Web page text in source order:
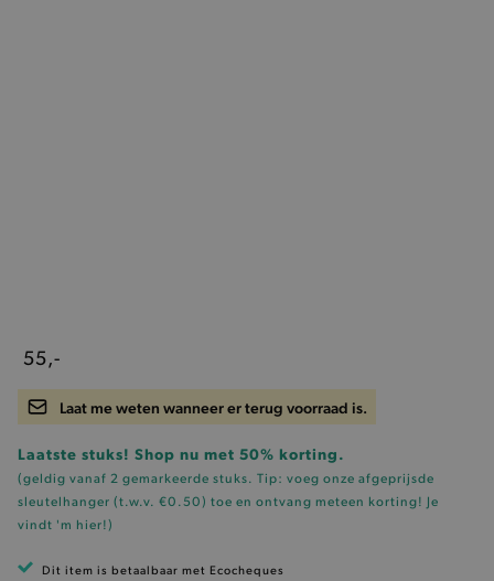
55,-
Laat me weten wanneer er terug voorraad is.
Laatste stuks! Shop nu met 50% korting.
(geldig vanaf 2 gemarkeerde stuks. Tip: voeg onze afgeprijsde
sleutelhanger (t.w.v. €0.50) toe en ontvang meteen korting! Je
vindt 'm hier!)
Dit item is betaalbaar met Ecocheques